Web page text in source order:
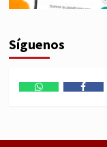
Síguenos